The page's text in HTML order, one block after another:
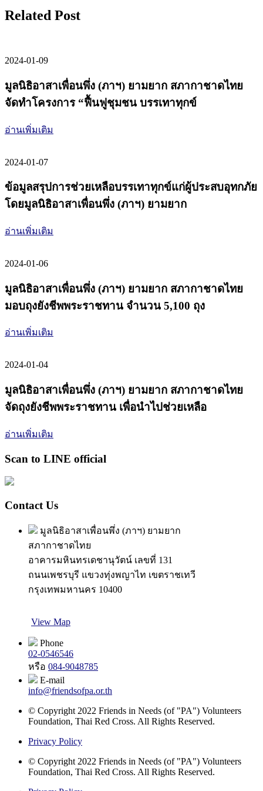
Related Post
2024-01-09
มูลนิธิอาสาเพื่อนพึ่ง (ภาฯ) ยามยาก สภากาชาดไทย
จัดทำโครงการ “ฟื้นฟูชุมชน บรรเทาทุกข์
อ่านเพิ่มเติม
2024-01-07
ข้อมูลสรุปการช่วยเหลือบรรเทาทุกข์แก่ผู้ประสบอุทกภัย
โดยมูลนิธิอาสาเพื่อนพึ่ง (ภาฯ) ยามยาก
อ่านเพิ่มเติม
2024-01-06
มูลนิธิอาสาเพื่อนพึ่ง (ภาฯ) ยามยาก สภากาชาดไทย
มอบถุงยังชีพพระราชทาน จำนวน 5,100 ถุง
อ่านเพิ่มเติม
2024-01-04
มูลนิธิอาสาเพื่อนพึ่ง (ภาฯ) ยามยาก สภากาชาดไทย
จัดถุงยังชีพพระราชทาน เพื่อนำไปช่วยเหลือ
อ่านเพิ่มเติม
Scan to LINE official
Contact Us
มูลนิธิอาสาเพื่อนพึ่ง (ภาฯ) ยามยาก
สภากาชาดไทย
อาคารมหินทรเดชานุวัตน์ เลขที่ 131
ถนนเพชรบุรี แขวงทุ่งพญาไท เขตราชเทวี
กรุงเทพมหานคร 10400
View Map
Phone
02-0546546
หรือ 084-9048785
E-mail
info@friendsofpa.or.th
© Copyright 2022 Friends in Needs (of "PA") Volunteers
Foundation, Thai Red Cross. All Rights Reserved.
Privacy Policy
© Copyright 2022 Friends in Needs (of "PA") Volunteers
Foundation, Thai Red Cross. All Rights Reserved.